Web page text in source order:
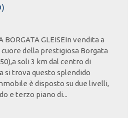
BORGATA GLEISEIn vendita a
della prestigiosa Borgata
soli 3 km dal centro di
si trova questo splendido
è disposto su due livelli,
e terzo piano di...